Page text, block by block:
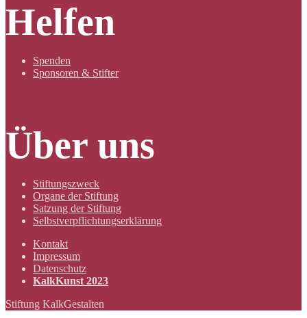
Helfen
Spenden
Sponsoren & Stifter
Über uns
Stiftungszweck
Organe der Stiftung
Satzung der Stiftung
Selbstverpflichtungserklärung
Kontakt
Impressum
Datenschutz
KalkKunst 2023
Stiftung KalkGestalten